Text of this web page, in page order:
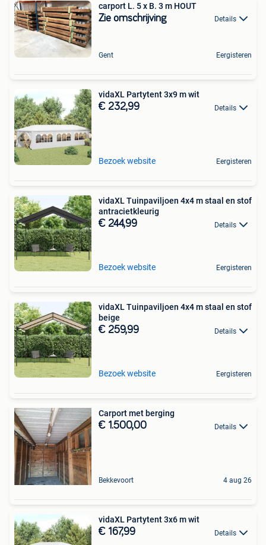
carport L. 5 x B. 3 m HOUT
Zie omschrijving Details
Gent Eergisteren
vidaXL Partytent 3x9 m wit
€ 232,99 Details
Bezoek website Eergisteren
vidaXL Tuinpaviljoen 4x4 m staal en stof
antracietkleurig
€ 244,99 Details
Bezoek website Eergisteren
vidaXL Tuinpaviljoen 4x4 m staal en stof
beige
€ 259,99 Details
Bezoek website Eergisteren
Carport met berging
€ 1.500,00 Details
Bekkevoort 4 aug 26
vidaXL Partytent 3x6 m wit
€ 167,99 Details